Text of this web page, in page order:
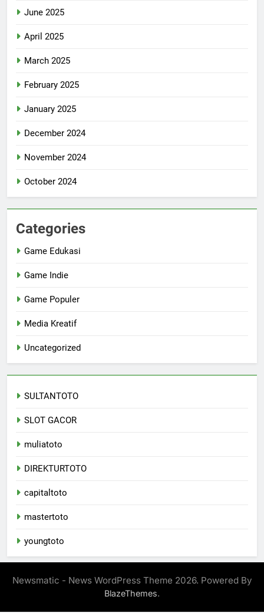
June 2025
April 2025
March 2025
February 2025
January 2025
December 2024
November 2024
October 2024
Categories
Game Edukasi
Game Indie
Game Populer
Media Kreatif
Uncategorized
SULTANTOTO
SLOT GACOR
muliatoto
DIREKTURTOTO
capitaltoto
mastertoto
youngtoto
Newsmatic - News WordPress Theme 2026. Powered By
BlazeThemes.